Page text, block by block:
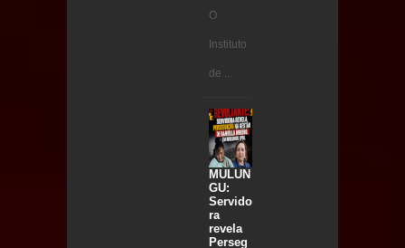
O
Instituto
de ...
MULUN
GU:
Servido
ra
revela
Perseg